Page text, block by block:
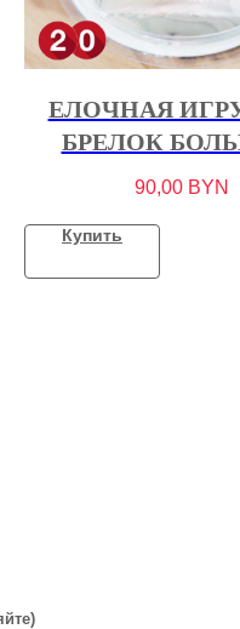
ЕЛОЧНАЯ
БРЕЛОК
90,00 BYN
Купить